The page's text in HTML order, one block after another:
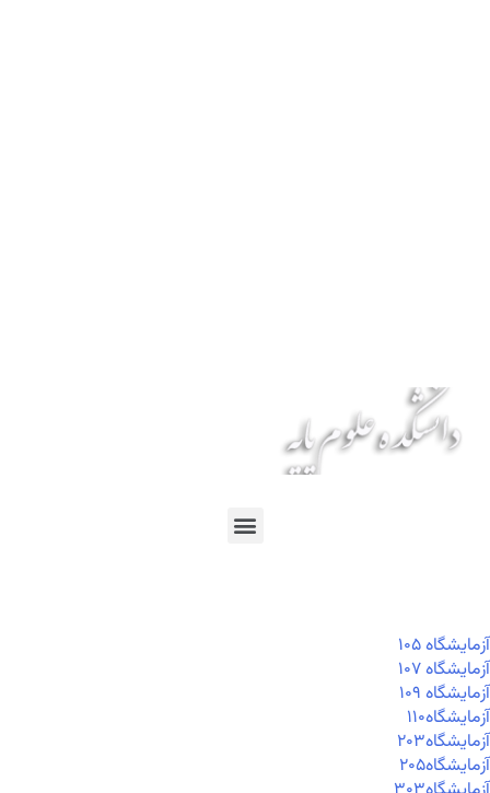
آزمايشگاه ۱۰۵
آزمايشگاه ۱۰۷
آزمايشگاه ۱۰۹
آزمايشگاه۱۱۰
آزمايشگاه۲۰۳
آزمايشگاه۲۰۵